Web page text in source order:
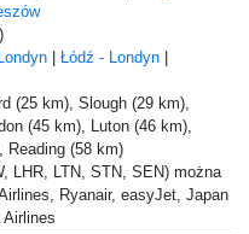
| Łódź - Londyn |
(25 km), Slough (29 km),
(45 km), Luton (46 km),
Reading (58 km)
LHR, LTN, STN, SEN) można
Ryanair, easyJet, Japan